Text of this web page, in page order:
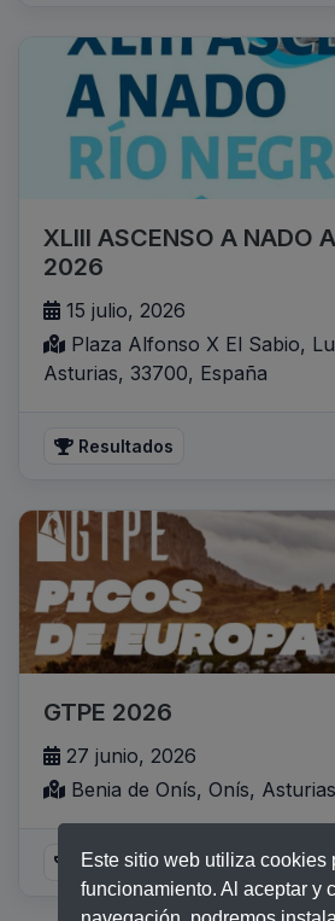
Este sitio web utiliza cookies
funcionamiento. Al aceptar y
XLIII ASCENSO A NADO
2026
15 julio, 2026
Plaza Alfonso X El Sabio,
Asturias, 33700, España
Resultados
GTPE 2026
27 junio, 2026
Benia de Onís, Onís,
Resultados